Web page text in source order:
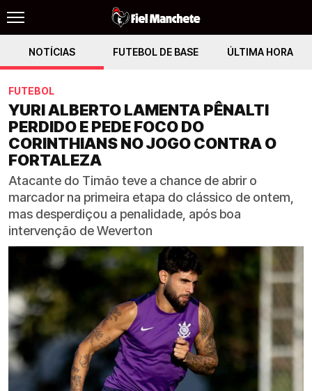
NOTÍCIAS FUTEBOL DE BASE ÚLTIMA HORA
FUTEBOL
YURI ALBERTO LAMENTA PÊNALTI
PERDIDO E PEDE FOCO DO
CORINTHIANS NO JOGO CONTRA O
FORTALEZA
Atacante do Timão teve a chance de abrir o
marcador na primeira etapa do clássico de ontem,
mas desperdiçou a penalidade, após boa
intervenção de Weverton